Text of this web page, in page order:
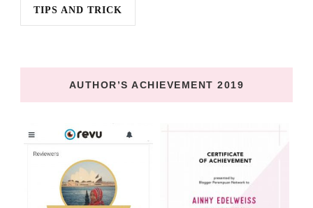
TIPS AND TRICK
AUTHOR’S ACHIEVEMENT 2019